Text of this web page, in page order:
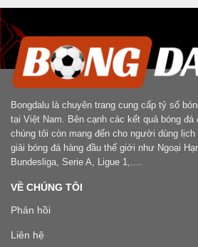
Bongdalu là chuyên trang cung cấp tỷ số
tại Việt Nam. Bên cạnh các kết quả bóng đá
chúng tôi còn mang đến cho người dùng
giải bóng đá hàng đầu thế giới như Ngoại
Bundesliga, Serie A, Ligue 1,....
VỀ CHÚNG TÔI
Phản hồi
Liên hệ